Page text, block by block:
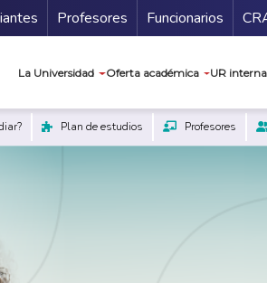
Profesores Funcionarios
La Universidad Oferta académica UR
Plan de estudios Profesores